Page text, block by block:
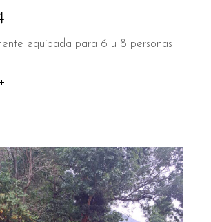
equipada para 6 u 8 personas